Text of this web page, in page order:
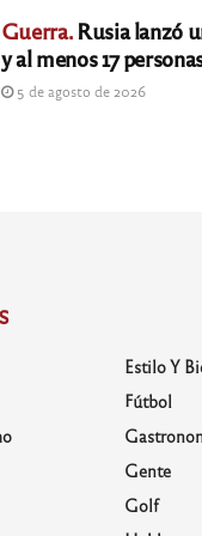
Guerra.Rusia lanzó
y al menos 17
5 de agosto de 2026
Estilo Y
Fútbol
Gente
Golf